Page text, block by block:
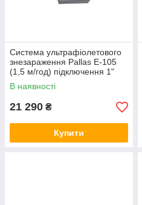
Система ультрафіолетового
знезараження Pallas Е-105
(1,5 м/год) підключення 1"
В наявності
21 290 ₴
Купити